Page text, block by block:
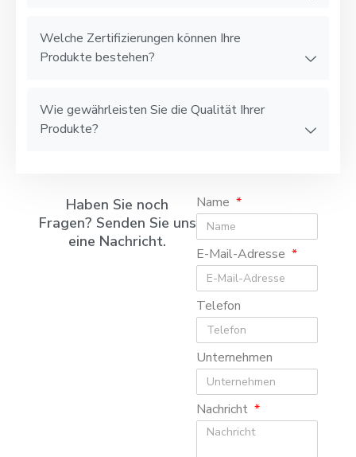
Welche Zertifizierungen können Ihre
Produkte bestehen?
Wie gewährleisten Sie die Qualität Ihrer
Produkte?
Haben Sie noch
Fragen? Senden Sie uns
eine Nachricht.
Name
E-Mail-Adresse
Telefon
Unternehmen
Nachricht